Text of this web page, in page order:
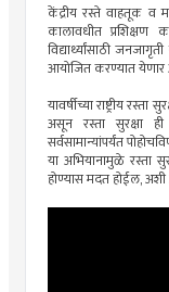
केंद्रीय रस्ते वाहतूक व
कालावधीत प्रशिक्षण
विद्यार्थ्यांसाठी
आयोजित करण्यात
यावर्षीच्या राष्ट्रीय
असून रस्ता सुरक्षा
सर्वसामान्यांपर्यंत
या अभियानामुळे रस्ता
होण्यास मदत होईल,